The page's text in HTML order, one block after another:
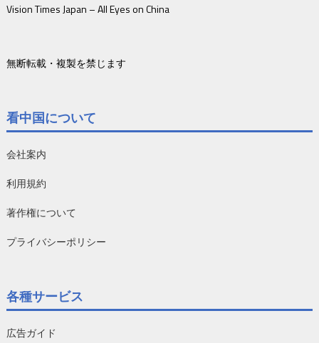
Vision Times Japan – All Eyes on China
無断転載・複製を禁じます
看中国について
会社案内
利用規約
著作権について
プライバシーポリシー
各種サービス
広告ガイド